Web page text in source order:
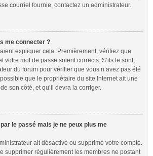
courriel fournie, contactez un administrateur.
me connecter ?
expliquer cela. Premièrement, vérifiez que
votre mot de passe soient corrects. S’ils le sont,
du forum pour vérifier que vous n’avez pas été
que le propriétaire du site Internet ait une
son côté, et qu’il devra la corriger.
le passé mais je ne peux plus me
ait désactivé ou supprimé votre compte.
supprimer régulièrement les membres ne postant